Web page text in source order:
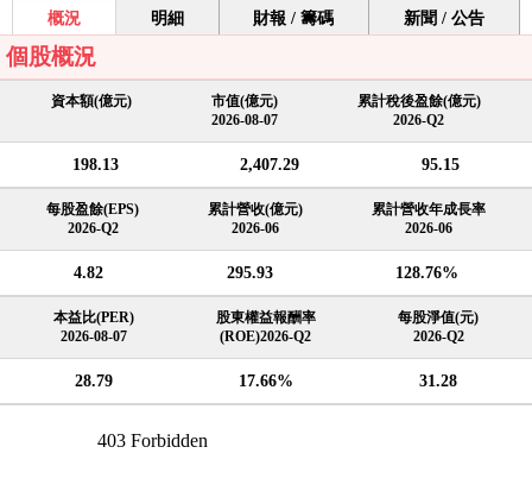
概況 明細 財報 / 籌碼 新聞 / 公告
個股概況
資本額(億元)
市值(億元)
2026-08-07
累計稅後盈餘(億元)
2026-Q2
198.13 2,407.29 95.15
每股盈餘(EPS)
2026-Q2
累計營收(億元)
2026-06
累計營收年成長率
2026-06
4.82 295.93 128.76%
本益比(PER)
2026-08-07
股東權益報酬率
(ROE)2026-Q2
每股淨值(元)
2026-Q2
28.79 17.66% 31.28